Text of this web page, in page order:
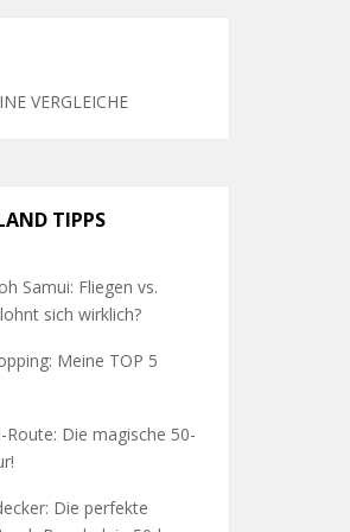
VERGLEICHE
TIPPS
Samui: Fliegen vs.
sich wirklich?
Meine TOP 5
Route: Die magische 50-
Die perfekte